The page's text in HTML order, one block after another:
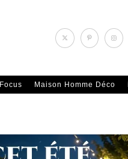
Focus Maison Homme Déco